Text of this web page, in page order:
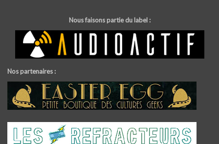
Nous faisons partie du label :
Nos partenaires :